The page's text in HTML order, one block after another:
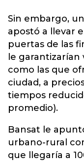
Sin embargo,
apostó a llevar
puertas de las
le garantizarían
como las que
ciudad, a
tiempos
promedio).
Bansat le
urbano-rural
que llegaría a